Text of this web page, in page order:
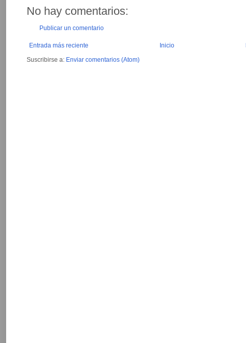
No hay comentarios:
Publicar un comentario
Entrada más reciente
Inicio
Suscribirse a: Enviar comentarios (Atom)